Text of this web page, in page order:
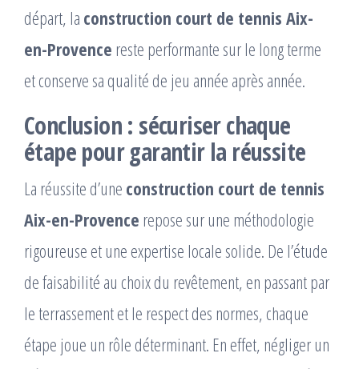
départ, la construction court de tennis Aix-
en-Provence reste performante sur le long terme
et conserve sa qualité de jeu année après année.
Conclusion : sécuriser chaque
étape pour garantir la réussite
La réussite d’une construction court de tennis
Aix-en-Provence repose sur une méthodologie
rigoureuse et une expertise locale solide. De l’étude
de faisabilité au choix du revêtement, en passant par
le terrassement et le respect des normes, chaque
étape joue un rôle déterminant. En effet, négliger un